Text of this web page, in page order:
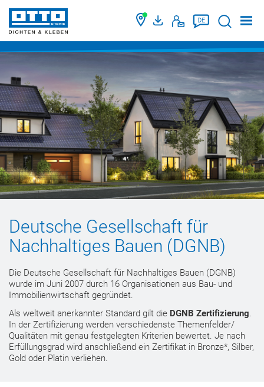
DE Suche
Deutsche Gesellschaft für
Nachhaltiges Bauen (DGNB)
Die Deutsche Gesellschaft für Nachhaltiges Bauen (DGNB)
wurde im Juni 2007 durch 16 Organisationen aus Bau- und
Immobilienwirtschaft gegründet.
Als weltweit anerkannter Standard gilt die DGNB Zertifizierung
In der Zertifizierung werden verschiedenste Themenfelder/
Qualitäten mit genau festgelegten Kriterien bewertet. Je nach
Erfüllungsgrad wird anschließend ein Zertifikat in Bronze*, Silber,
Gold oder Platin verliehen.